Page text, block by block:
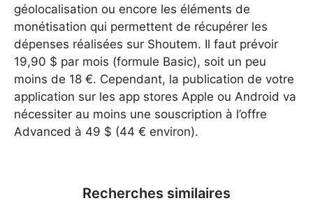
géolocalisation ou encore les éléments de
monétisation qui permettent de récupérer les
dépenses réalisées sur Shoutem. Il faut prévoir
19,90 $ par mois (formule Basic), soit un peu
moins de 18 €. Cependant, la publication de votre
application sur les app stores Apple ou Android va
nécessiter au moins une souscription à l’offre
Advanced à 49 $ (44 € environ).
Recherches similaires